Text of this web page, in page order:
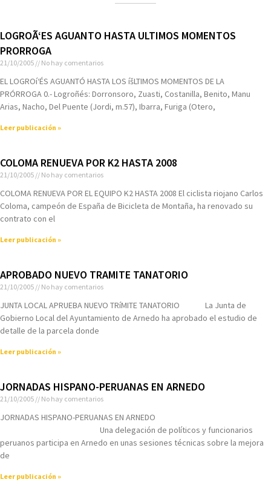
LOGROÃ‘ES AGUANTO HASTA ULTIMOS MOMENTOS
PRORROGA
21/10/2005 No hay comentarios
EL LOGROí‘ÉS AGUANTÓ HASTA LOS íšLTIMOS MOMENTOS DE LA
PRÓRROGA 0.- Logroñés: Dorronsoro, Zuasti, Costanilla, Benito, Manu
Arias, Nacho, Del Puente (Jordi, m.57), Ibarra, Furiga (Otero,
Leer publicación »
COLOMA RENUEVA POR K2 HASTA 2008
21/10/2005 No hay comentarios
COLOMA RENUEVA POR EL EQUIPO K2 HASTA 2008 El ciclista riojano Carlos
Coloma, campeón de España de Bicicleta de Montaña, ha renovado su
contrato con el
Leer publicación »
APROBADO NUEVO TRAMITE TANATORIO
21/10/2005 No hay comentarios
JUNTA LOCAL APRUEBA NUEVO TRíMITE TANATORIO La Junta de
Gobierno Local del Ayuntamiento de Arnedo ha aprobado el estudio de
detalle de la parcela donde
Leer publicación »
JORNADAS HISPANO-PERUANAS EN ARNEDO
21/10/2005 No hay comentarios
JORNADAS HISPANO-PERUANAS EN ARNEDO
Una delegación de polí­ticos y funcionarios
peruanos participa en Arnedo en unas sesiones técnicas sobre la mejora
de
Leer publicación »